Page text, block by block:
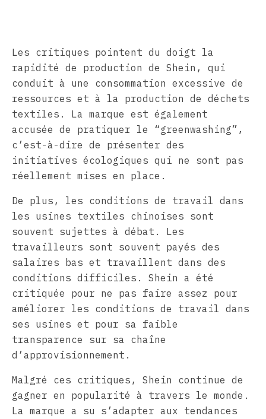
Les critiques pointent du doigt la
rapidité de production de Shein, qui
conduit à une consommation excessive de
ressources et à la production de déchets
textiles. La marque est également
accusée de pratiquer le “greenwashing”,
c’est-à-dire de présenter des
initiatives écologiques qui ne sont pas
réellement mises en place.
De plus, les conditions de travail dans
les usines textiles chinoises sont
souvent sujettes à débat. Les
travailleurs sont souvent payés des
salaires bas et travaillent dans des
conditions difficiles. Shein a été
critiquée pour ne pas faire assez pour
améliorer les conditions de travail dans
ses usines et pour sa faible
transparence sur sa chaîne
d’approvisionnement.
Malgré ces critiques, Shein continue de
gagner en popularité à travers le monde.
La marque a su s’adapter aux tendances